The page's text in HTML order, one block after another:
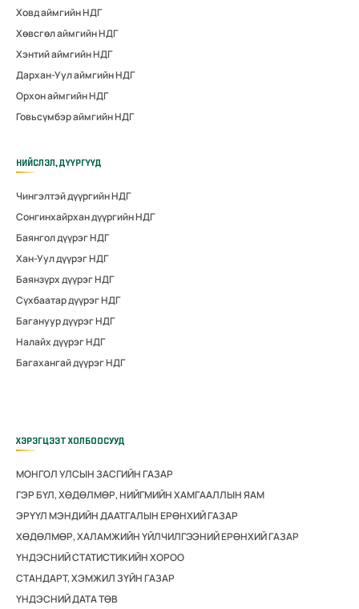
Ховд аймгийн НДГ
Хөвсгөл аймгийн НДГ
Хэнтий аймгийн НДГ
Дархан-Уул аймгийн НДГ
Орхон аймгийн НДГ
Говьсүмбэр аймгийн НДГ
НИЙСЛЭЛ, ДҮҮРГҮҮД
Чингэлтэй дүүргийн НДГ
Сонгинхайрхан дүүргийн НДГ
Баянгол дүүрэг НДГ
Хан-Уул дүүрэг НДГ
Баянзүрх дүүрэг НДГ
Сүхбаатар дүүрэг НДГ
Багануур дүүрэг НДГ
Налайх дүүрэг НДГ
Багахангай дүүрэг НДГ
ХЭРЭГЦЭЭТ ХОЛБООСУУД
МОНГОЛ УЛСЫН ЗАСГИЙН ГАЗАР
ГЭР БҮЛ, ХӨДӨЛМӨР, НИЙГМИЙН ХАМГААЛЛЫН ЯАМ
ЭРҮҮЛ МЭНДИЙН ДААТГАЛЫН ЕРӨНХИЙ ГАЗАР
ХӨДӨЛМӨР, ХАЛАМЖИЙН ҮЙЛЧИЛГЭЭНИЙ ЕРӨНХИЙ ГАЗАР
ҮНДЭСНИЙ СТАТИСТИКИЙН ХОРОО
СТАНДАРТ, ХЭМЖИЛ ЗҮЙН ГАЗАР
ҮНДЭСНИЙ ДАТА ТӨВ